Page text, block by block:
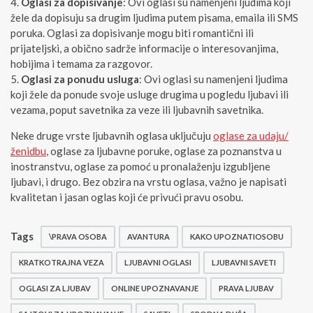
žele da dopisuju sa drugim ljudima putem pisama, emaila ili SMS
poruka. Oglasi za dopisivanje mogu biti romantični ili
prijateljski, a obično sadrže informacije o interesovanjima,
hobijima i temama za razgovor.
Oglasi za ponudu usluga: Ovi oglasi su namenjeni ljudima
koji žele da ponude svoje usluge drugima u pogledu ljubavi ili
vezama, poput savetnika za veze ili ljubavnih savetnika.
Neke druge vrste ljubavnih oglasa uključuju oglase za udaju/
ženidbu, oglase za ljubavne poruke, oglase za poznanstva u
inostranstvu, oglase za pomoć u pronalaženju izgubljene
ljubavi, i drugo. Bez obzira na vrstu oglasa, važno je napisati
kvalitetan i jasan oglas koji će privući pravu osobu.
Tags \PRAVA OSOBA AVANTURA KAKO UPOZNATIOSOBU
KRATKOTRAJNA VEZA LJUBAVNI OGLASI LJUBAVNI SAVETI
OGLASI ZA LJUBAV ONLINE UPOZNAVANJE PRAVA LJUBAV